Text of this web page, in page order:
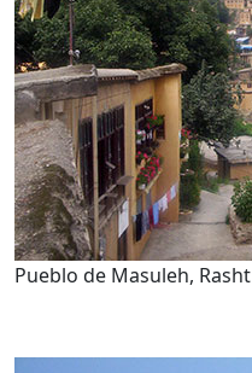
Pueblo de Masuleh, Rasht